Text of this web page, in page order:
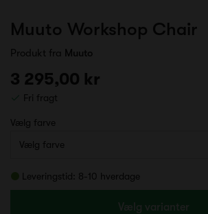
Muuto Workshop Chair
Produkt fra Muuto
3 295,00 kr
Fri fragt
Vælg farve
Leveringstid: 8-10 hverdage
Vælg varianter